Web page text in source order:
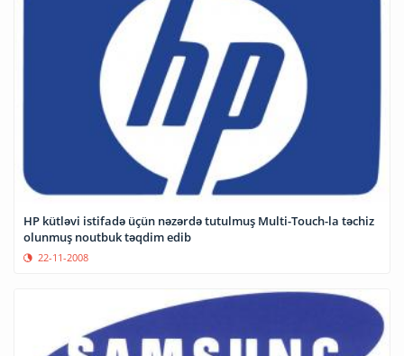
HP kütləvi istifadə üçün nəzərdə tutulmuş Multi-Touch-la təchiz
olunmuş noutbuk təqdim edib
22-11-2008